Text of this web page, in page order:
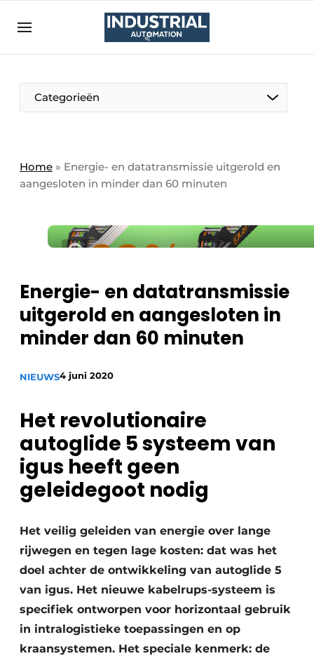
Aanmelden
Bedrijven
Bedrijven
Direct contact
Eigen content aanleveren
Home
Nieuwsbrief
Podcasts
Privacy / Cookie statement
Vacatures
Categorieën
Home » Energie- en datatransmissie uitgerold en
aangesloten in minder dan 60 minuten
Energie- en datatransmissie
uitgerold en aangesloten in
minder dan 60 minuten
NIEUWS4 juni 2020
Het revolutionaire
autoglide 5 systeem van
igus heeft geen
geleidegoot nodig
Het veilig geleiden van energie over lange
rijwegen en tegen lage kosten: dat was het
doel achter de ontwikkeling van autoglide 5
van igus. Het nieuwe kabelrups-systeem is
specifiek ontworpen voor horizontaal gebruik
in intralogistieke toepassingen en op
kraansystemen. Het speciale kenmerk: de